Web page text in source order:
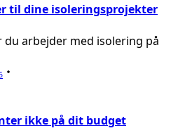
til dine isoleringsprojekter
arbejder med isolering på
ikke på dit budget